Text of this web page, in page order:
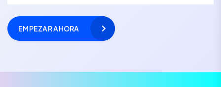
EMPEZAR AHORA